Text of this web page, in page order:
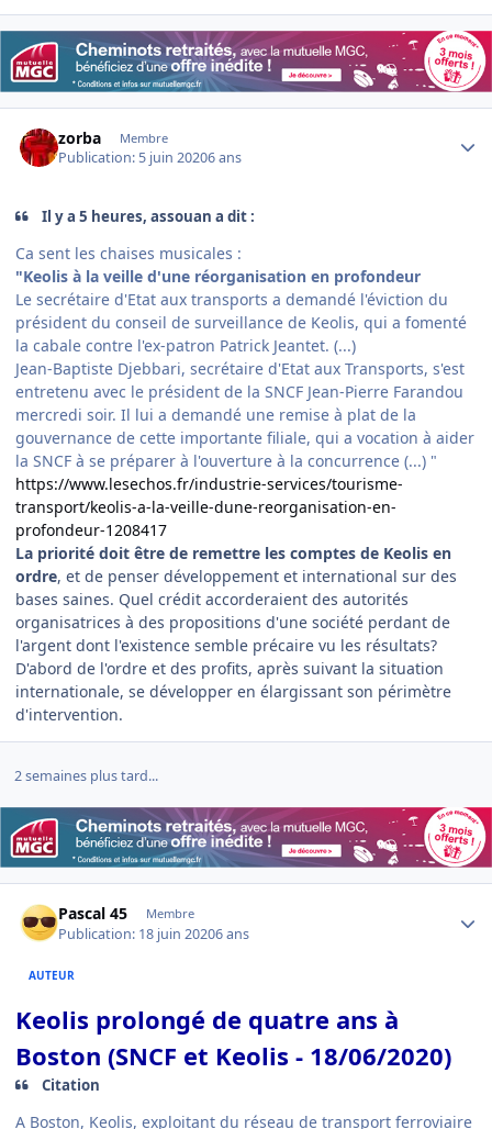
zorba Membre
Publication: 5 juin 20206 ans
Il y a 5 heures, assouan a dit :
Ca sent les chaises musicales :
"Keolis à la veille d'une réorganisation en profondeur
Le secrétaire d'Etat aux transports a demandé l'éviction du
président du conseil de surveillance de Keolis, qui a fomenté
la cabale contre l'ex-patron Patrick Jeantet. (...)
Jean-Baptiste Djebbari, secrétaire d'Etat aux Transports, s'est
entretenu avec le président de la SNCF Jean-Pierre Farandou
mercredi soir. Il lui a demandé une remise à plat de la
gouvernance de cette importante filiale, qui a vocation à aider
la SNCF à se préparer à l'ouverture à la concurrence (...) "
https://www.lesechos.fr/industrie-services/tourisme-
transport/keolis-a-la-veille-dune-reorganisation-en-
profondeur-1208417
La priorité doit être de remettre les comptes de Keolis en
ordre, et de penser développement et international sur des
bases saines. Quel crédit accorderaient des autorités
organisatrices à des propositions d'une société perdant de
l'argent dont l'existence semble précaire vu les résultats?
D'abord de l'ordre et des profits, après suivant la situation
internationale, se développer en élargissant son périmètre
d'intervention.
2 semaines plus tard...
Pascal 45 Membre
Publication: 18 juin 20206 ans
AUTEUR
Keolis prolongé de quatre ans à
Boston (SNCF et Keolis - 18/06/2020)
Citation
A Boston, Keolis, exploitant du réseau de transport ferroviaire